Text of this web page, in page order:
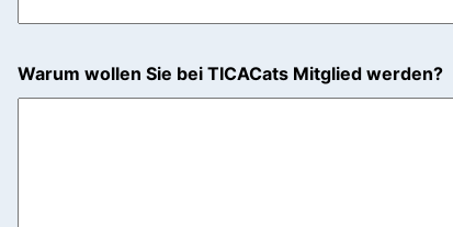
Warum wollen Sie bei TICACats Mitglied werden?